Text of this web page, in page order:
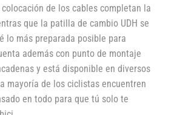
de los cables completan la
que la patilla de cambio UDH se
lo más preparada posible para
además con punto de montaje
y está disponible en diversos
mayoría de los ciclistas encuentren
en todo para que tú solo te